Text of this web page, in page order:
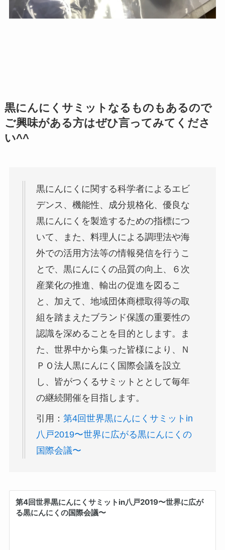
黒にんにくサミットなるものもあるので
ご興味がある方はぜひ言ってみてくださ
い^^
黒にんにくに関する科学者によるエビ
デンス、機能性、成分規格化、優良な
黒にんにくを製造するための指標につ
いて、また、料理人による調理法や海
外での活用方法等の情報発信を行うこ
とで、黒にんにくの品質の向上、６次
産業化の推進、輸出の促進を図るこ
と、加えて、地域団体商標取得等の取
組を踏まえたブランド保護の重要性の
認識を深めることを目的とします。ま
た、世界中から集った皆様により、Ｎ
ＰＯ法人黒にんにく国際会議を設立
し、皆がつくるサミットととして毎年
の継続開催を目指します。
引用： 第4回世界黒にんにくサミットin
八戸2019〜世界に広がる黒にんにくの
国際会議〜